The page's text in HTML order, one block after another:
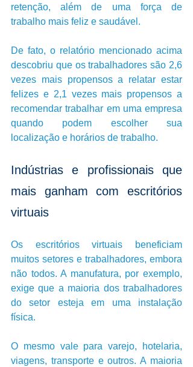
retenção, além de uma força de
trabalho mais feliz e saudável.
De fato, o relatório mencionado acima
descobriu que os trabalhadores são 2,6
vezes mais propensos a relatar estar
felizes e 2,1 vezes mais propensos a
recomendar trabalhar em uma empresa
quando podem escolher sua
localização e horários de trabalho.
Indústrias e profissionais que
mais ganham com escritórios
virtuais
Os escritórios virtuais beneficiam
muitos setores e trabalhadores, embora
não todos. A manufatura, por exemplo,
exige que a maioria dos trabalhadores
do setor esteja em uma instalação
física.
O mesmo vale para varejo, hotelaria,
viagens, transporte e outros. A maioria